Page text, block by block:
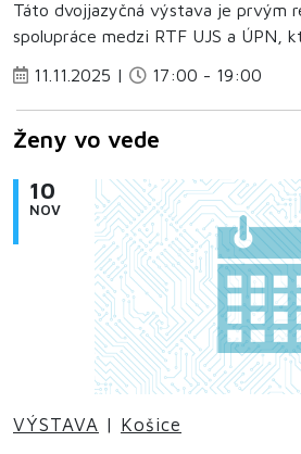
Táto dvojjazyčná výstava je prvým
spolupráce medzi RTF UJS a ÚPN,
11.11.2025 |
17:00 - 19:00
Ženy vo vede
10
NOV
VÝSTAVA | Košice